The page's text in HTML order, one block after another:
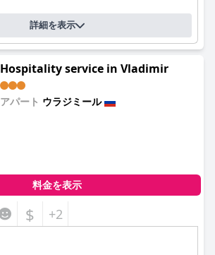
詳細を表示
Hospitality service in Vladimir
アパート ウラジミール
料金を表示
$ +2